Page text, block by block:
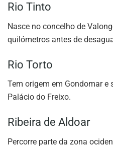
Rio Tinto
Nasce no concelho de
quilómetros antes de
Rio Torto
Tem origem em Gondomar e
Palácio do Freixo.
Ribeira de Aldoar
Percorre parte da zona